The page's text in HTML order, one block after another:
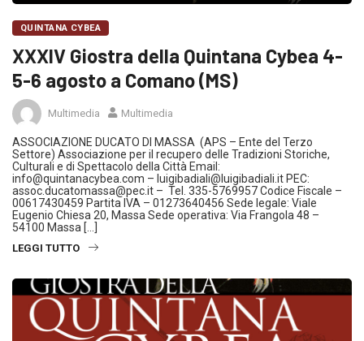
QUINTANA CYBEA
XXXIV Giostra della Quintana Cybea 4-
5-6 agosto a Comano (MS)
Multimedia Multimedia
ASSOCIAZIONE DUCATO DI MASSA (APS – Ente del Terzo
Settore) Associazione per il recupero delle Tradizioni Storiche,
Culturali e di Spettacolo della Città Email:
info@quintanacybea.com – luigibadiali@luigibadiali.it PEC:
assoc.ducatomassa@pec.it – Tel. 335-5769957 Codice Fiscale –
00617430459 Partita IVA – 01273640456 Sede legale: Viale
Eugenio Chiesa 20, Massa Sede operativa: Via Frangola 48 –
54100 Massa […]
LEGGI TUTTO